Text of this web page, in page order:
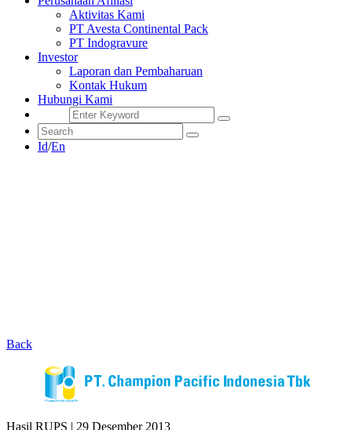
Aktivitas Kami
PT Avesta Continental Pack
PT Indogravure
Investor
Laporan dan Pembaharuan
Kontak Hukum
Hubungi Kami
Id/En
Back
Hasil RUPS | 29 Desember 2013